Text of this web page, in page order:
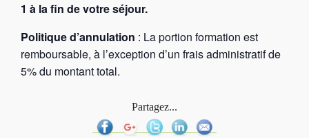
1 à la fin de votre séjour.
Politique d’annulation : La portion formation est
remboursable, à l’exception d’un frais administratif de
5% du montant total.
Partagez...